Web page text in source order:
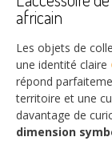
africain
Les objets de
une identité claire
répond
territoire et une
davantage de
dimension